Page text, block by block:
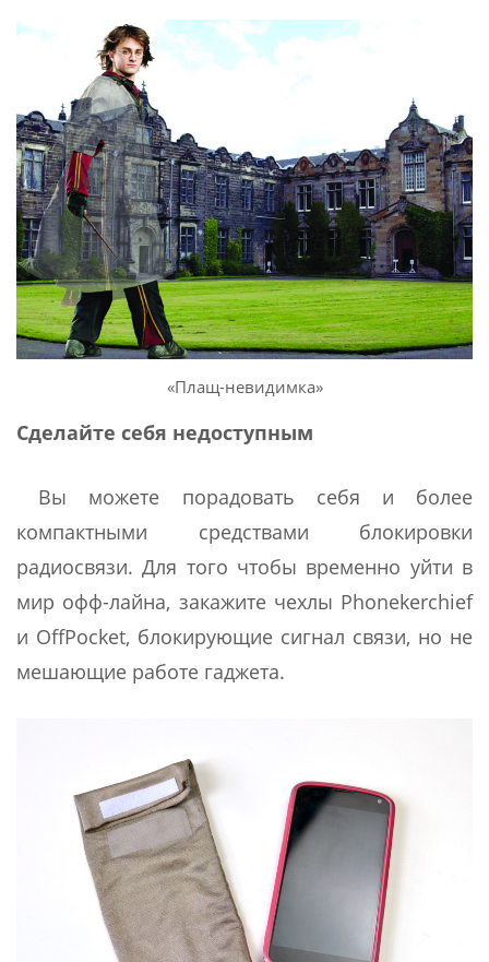
«Плащ-невидимка»
Сделайте себя недоступным
Вы можете порадовать себя и более
компактными средствами блокировки
радиосвязи. Для того чтобы временно уйти в
мир офф-лайна, закажите чехлы Phonekerchief
и OffPocket, блокирующие сигнал связи, но не
мешающие работе гаджета.